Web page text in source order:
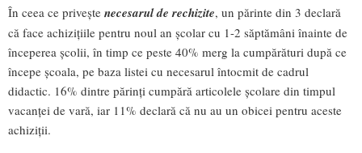
În ceea ce privește necesarul de rechizite, un părinte din 3 declară
că face achizițiile pentru noul an școlar cu 1-2 săptămâni înainte de
începerea școlii, în timp ce peste 40% merg la cumpărături după ce
începe școala, pe baza listei cu necesarul întocmit de cadrul
didactic. 16% dintre părinți cumpără articolele școlare din timpul
vacanței de vară, iar 11% declară că nu au un obicei pentru aceste
achiziții.